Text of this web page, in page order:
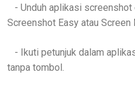
- Unduh aplikasi
Screenshot Easy atau Screen
- Ikuti petunjuk dalam
tanpa tombol.